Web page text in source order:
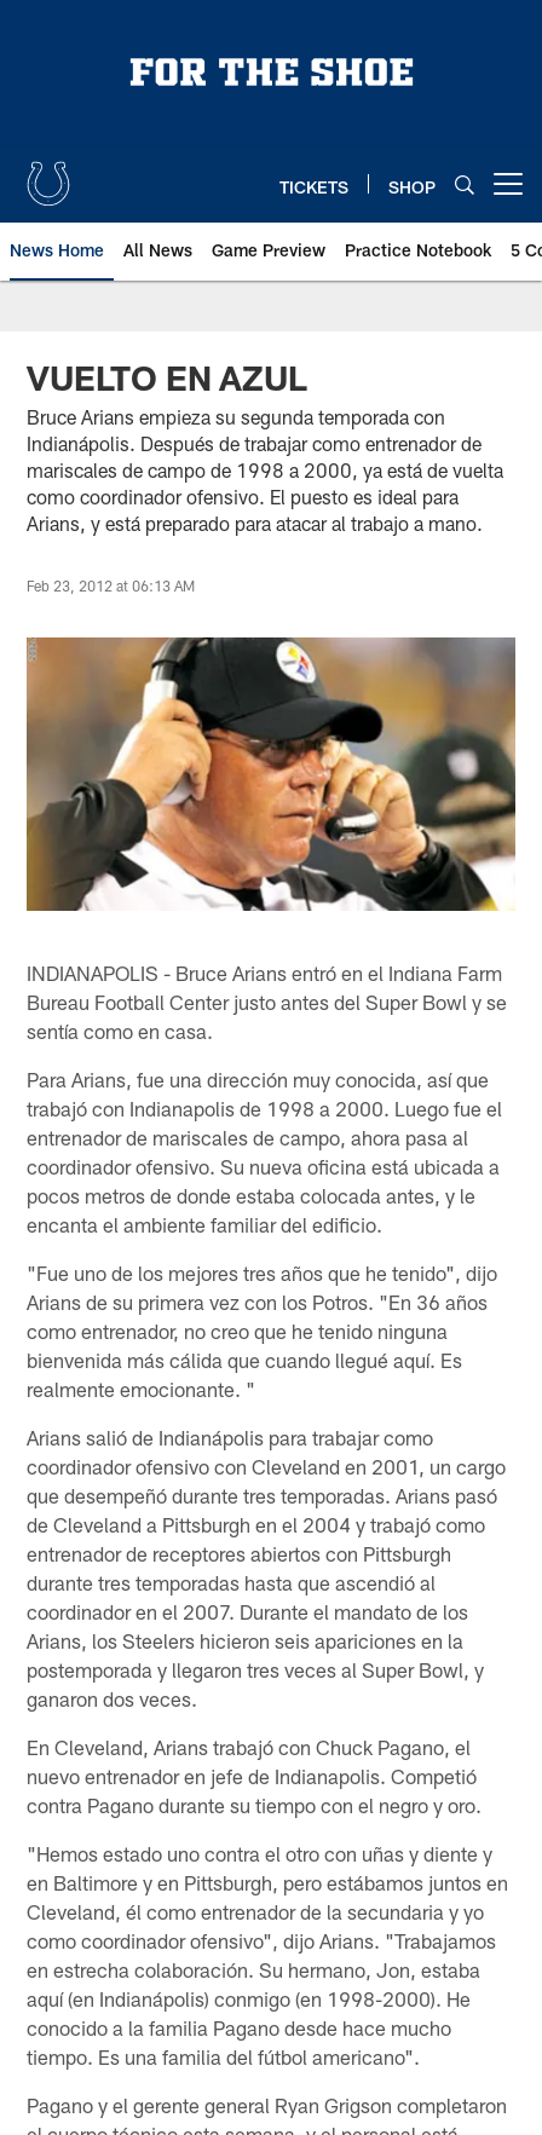
TICKETS SHOP
News Home All News Game Preview Practice Notebook 5
VUELTO EN AZUL
Bruce Arians empieza su segunda temporada con
Indianápolis. Después de trabajar como entrenador de
mariscales de campo de 1998 a 2000, ya está de vuelta
como coordinador ofensivo. El puesto es ideal para
Arians, y está preparado para atacar al trabajo a mano.
Feb 23, 2012 at 06:13 AM
INDIANAPOLIS - Bruce Arians entró en el Indiana Farm
Bureau Football Center justo antes del Super Bowl y se
sentía como en casa.
Para Arians, fue una dirección muy conocida, así que
trabajó con Indianapolis de 1998 a 2000. Luego fue el
entrenador de mariscales de campo, ahora pasa al
coordinador ofensivo. Su nueva oficina está ubicada a
pocos metros de donde estaba colocada antes, y le
encanta el ambiente familiar del edificio.
"Fue uno de los mejores tres años que he tenido", dijo
Arians de su primera vez con los Potros. "En 36 años
como entrenador, no creo que he tenido ninguna
bienvenida más cálida que cuando llegué aquí. Es
realmente emocionante. "
Arians salió de Indianápolis para trabajar como
coordinador ofensivo con Cleveland en 2001, un cargo
que desempeñó durante tres temporadas. Arians pasó
de Cleveland a Pittsburgh en el 2004 y trabajó como
entrenador de receptores abiertos con Pittsburgh
durante tres temporadas hasta que ascendió al
coordinador en el 2007. Durante el mandato de los
Arians, los Steelers hicieron seis apariciones en la
postemporada y llegaron tres veces al Super Bowl, y
ganaron dos veces.
En Cleveland, Arians trabajó con Chuck Pagano, el
nuevo entrenador en jefe de Indianapolis. Competió
contra Pagano durante su tiempo con el negro y oro.
"Hemos estado uno contra el otro con uñas y diente y
en Baltimore y en Pittsburgh, pero estábamos juntos en
Cleveland, él como entrenador de la secundaria y yo
como coordinador ofensivo", dijo Arians. "Trabajamos
en estrecha colaboración. Su hermano, Jon, estaba
aquí (en Indianápolis) conmigo (en 1998-2000). He
conocido a la familia Pagano desde hace mucho
tiempo. Es una familia del fútbol americano".
Pagano y el gerente general Ryan Grigson completaron